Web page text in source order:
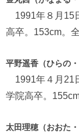
1991年８月15
高卒。153cm。
平野遥香（ひらの
1991年４月21
学院高卒。
太田理穂（おおた